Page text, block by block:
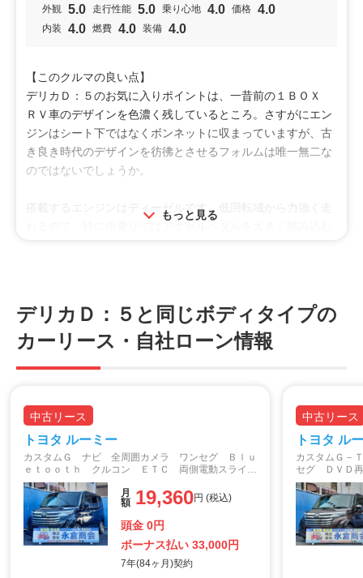
オススメ
特徴
乗降 安定性 安全装備
荷室 広い
車です。
従来のデリカと比べても、細いこだわり仕様が発揮されてワ
ア好きも楽しめる機能もバッチリで、デリアおなじみの機能
を揃えた特別仕様車といえるでしょう。
「Ｇパワーパッケージ」（８人乗り）がベースとなってお
り、広くゆったりと乗れる仕様。
エクステリアでは一部特別仕様の塗装をしていることで、ア
ウトドア好きとしてもファミリカーとしても両方からの満足
純正でも十分な機能は揃っているものの、マッドフラップや
幅広い層から支持を集めているデリカであれば、飽きずに乗
れる車としてぜひおすすめしたいです。
利用シーン
趣味
走り好き 男性向け ファミリー
特徴
カッコいい
外観 5.0 走行性能 5.0 乗り心地 4.0 価格 4.0
内装 4.0 燃費 4.0 装備 4.0
【このクルマの良い点】
デリカＤ：５のお気に入りポイントは、一昔前の１ＢＯＸ
ＲＶ車のデザインを色濃く残しているところ。さすがにエン
ジンはシート下ではなくボンネットに収まっていますが、古
き良き時代のデザインを彷彿とさせるフォルムは唯一無二な
のではないでしょうか。
搭載するエンジンはディーゼルです。低回転域から力強く走
が、所有しているデリカＤ：５はそのようなこともないので
周りの目を気にすることもありません。燃料価格が高騰する
中で、少しでも単価の安い軽油で走ることができるのは経済
に許容範囲内でしょう。三菱が得意とする４ＷＤと相まっ
て、雪道や荒れた路面でも気にせずに走れますので、行動範
囲が広がります。アウトドア派の自分にとっては、かけがえ
のない相棒です。
【総合評価】
デリカＤ：５のデザインは、運転のしやすさとも直結してい
ます。アイポイントがとても高く、かつボンネット部分の出
っ張りも最低限に抑えられているためです。決して小さくは
もっと見る
デリカＤ：５と同じボディタイプの
カーリース・自社ローン情報
中古リース
トヨタ ルーミー
カスタムＧ ナビ 全周囲カメラ ワンセグ Ｂｌｕ
ｅｔｏｏｔｈ クルコン ＥＴＣ 両側電動スライド
ドア スマートアシスト オートライトＬＥＤ アイ
ドリングストップ パーキングセンサー 純正アルミ
月
額 19,360円 (税込)
頭金 0円
ボーナス払い 33,000円
7年(84ヶ月)契約
中古リース
トヨタ ル
カスタムＧ
セグ ＤＶＤ
ＥＴＣ ドラ
ナー スマー
トライトＬＥＤ